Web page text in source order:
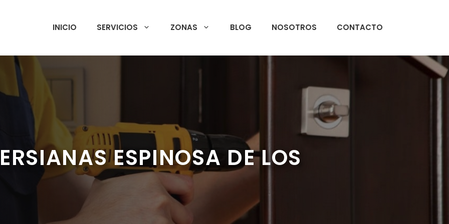
INICIO SERVICIOS ZONAS BLOG NOSOTROS CONTACTO
ESPINOSA DE LOS